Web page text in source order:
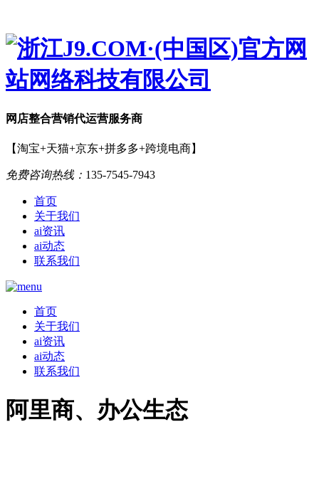
网店整合营销代运营服务商
【淘宝+天猫+京东+拼多多+跨境电商】
免费咨询热线： 135-7545-7943
首页
关于我们
ai资讯
ai动态
联系我们
首页
关于我们
ai资讯
ai动态
联系我们
阿里商、办公生态